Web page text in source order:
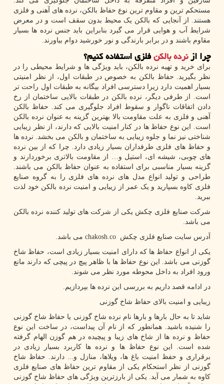
مستحکم ترین و مقاوم ترین نوع حفاظ بالکن، نرده های آهنی و فلزی
هستند. از آنجایی که بالکن یک محیط بدون سقف است و در معرض
شرایط آب و هوایی قرار می گیرد بنابراین باید جنس نرده ها بسیار
مقاوم باشند و در برابر بارندگی و نور خورشید دوام بیاورند.
چرا ازنرده بالکنفلزی استفاده کنیم؟
برای خرید و تهیه نرده بالکن، باید ویژگی ها و شرایط محیطی را در
نظر بگیرید. حفاظ بالکن به خصوص در طبقات اول، از نظر امنیتی
بسیار اهمیت دارد زیرا دسترسی افراد بیگانه به طبقات اول راحت تر
است. از طرفی دیگر، نرده بالکن در طبقات بالایی ساختمان از رخ
دادن اتفاقات ناگوار و سقوط افراد جلوگیری می کند. حفاظ بالکن
آهنی و فلزی به علت مقاومت بالا بهترین گزینه به عنوان نرده بالکن
است. این نوع حفاظ ها در کنار امنیت بالایی که دارند، از نظر زیبایی
شناختی نیز نما و جلوه زیبایی به ساختمان و بالکن می بخشد. نرده ها
و حفاظ های فلزی طرفداران بسیار زیادی دارد. چرا که از بین نرده
های چوبی، شیشه ای، استیل و… از مقاومت بالاتری برخوردارند و
گزینه بسیار مناسبی برای استفاده به عنوان حفاظ بالکن می باشند.
طراحی و تولید انواع مدل های نرده های فلزی را به گروه صنایع
فلزی کاوه بسپارید و یک عمر از زیبایی و امنیت نرده بالکن خود لذت
ببرید.
شرکت صنایع فلزی چکش یکی از شرکت های تولید کننده نرده بالکن
می باشد.
آدرس سایت صنایع فلزی چکش chakosh.co می باشد.
یکی از انواع حفاظ ها که دارای امنیت بسیار زیادی است، حفاظ شاخ
گوزنی می باشد. این نوع حفاظ ها با ظاهر پیچ در پیچی که دارند مانع
ورود افراد به داخل محوطه مورد نظر می شوند.
در ادامه قصد داریم به بررسی این نرده ها بپردازیم.
زیبایی و امنیت بالای حفاظ شاخ گوزنی
شاید تا به حال بارها و بارها نام نرده شاخ گوزنی یا حفاظ شاخ گوزنی
را شنیده باشید. همانطور که از نام آن پیداست، در ساخت این نوع
حفاظ و نرده ها از شاخ های زیبا و پیچیده در هم گوزن الهام گرفته
شده است. این نوع حفاظ ها و نرده ها کاربرد بسیار زیادی در
برقراری و حفظ امنیت باغ ها، ویلاها، منازل و... دارند. حفاظ شاخ
گوزنی از نظر استحکام یکی از مقاوم ترین حفاظ های صنایع فلزی
کاوه به شمار می آید. یکی از بارزترین ویژگی های حفاظ شاخ گوزنی